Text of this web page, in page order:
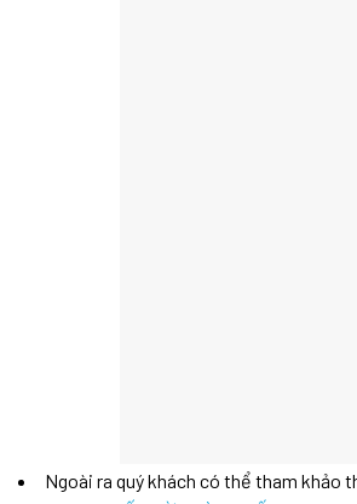
Ngoài ra quý khách có thể tham khảo